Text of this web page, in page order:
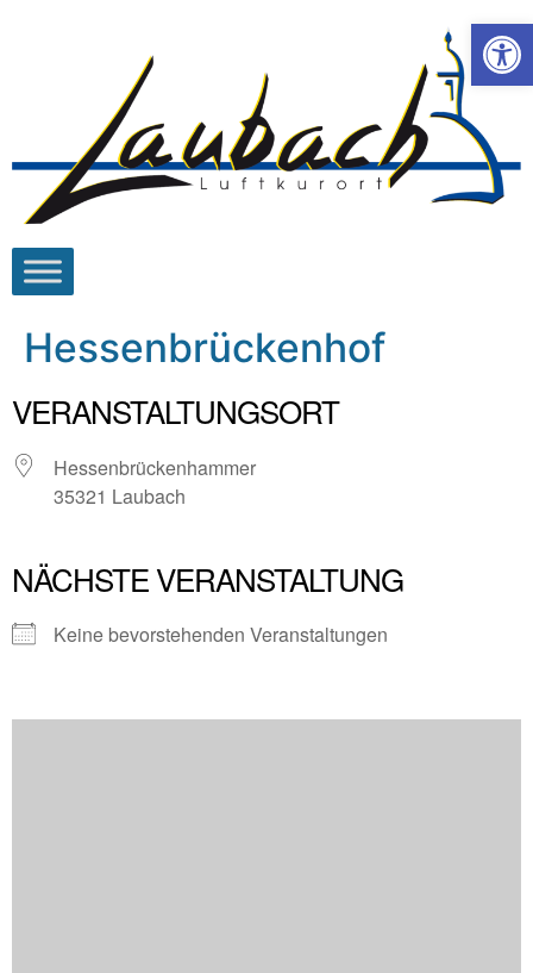
Hessenbrückenhof
VERANSTALTUNGSORT
Hessenbrückenhammer
35321 Laubach
NÄCHSTE VERANSTALTUNG
Keine bevorstehenden Veranstaltungen